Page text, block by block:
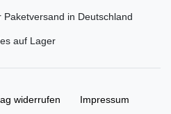
Paketversand in Deutschland
auf Lager
widerrufen Impressum